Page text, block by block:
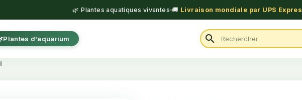
🌿 Plantes aquatiques vivantes 🚚 Livraison mondiale par UPS
Plantes d'aquarium search